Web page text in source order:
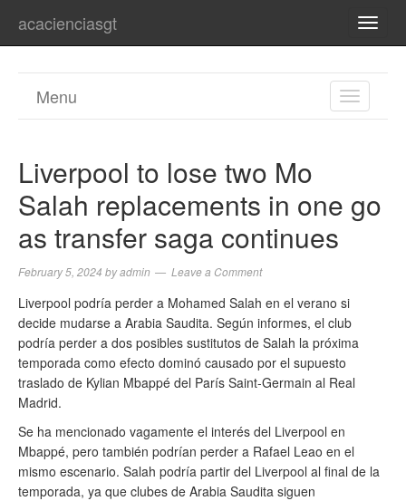
acacienciasgt
TOGGLE
Menu
Liverpool to lose two Mo
Salah replacements in one go
as transfer saga continues
February 5, 2024 byadmin Leave a Comment
Liverpool podría perder a Mohamed Salah en el verano si
decide mudarse a Arabia Saudita. Según informes, el club
podría perder a dos posibles sustitutos de Salah la próxima
temporada como efecto dominó causado por el supuesto
traslado de Kylian Mbappé del París Saint-Germain al Real
Madrid.
Se ha mencionado vagamente el interés del Liverpool en
Mbappé, pero también podrían perder a Rafael Leao en el
mismo escenario. Salah podría partir del Liverpool al final de la
temporada, ya que clubes de Arabia Saudita siguen